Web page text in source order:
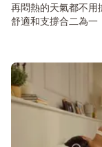
再悶熱的天氣都不用
舒適和支撐合二為一